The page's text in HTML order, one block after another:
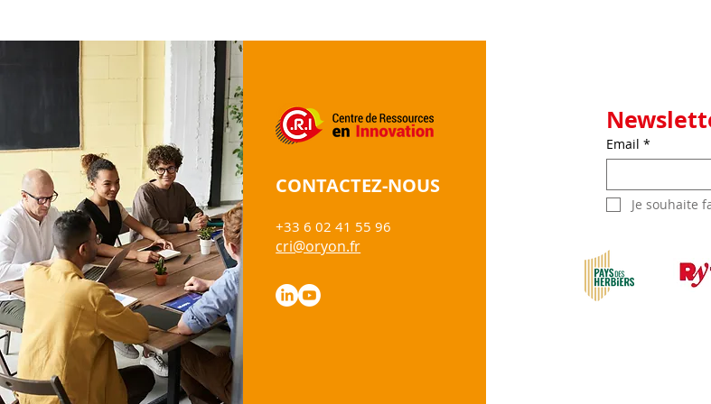
portée par des
partenaires engagés
structuré leur projet
CONTACTEZ-NOUS
+33 6 02 41 55 96
cri@oryon.fr
Email *
Je souhaite